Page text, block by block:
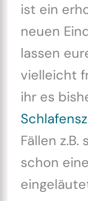
ist ein
neuen
lassen
vielleicht
ihr es
Fällen
schon